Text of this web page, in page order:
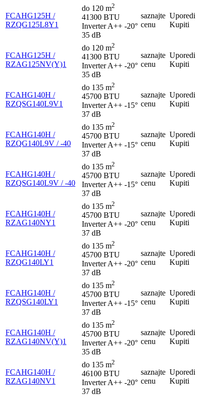
FCAHG125H /
RZQG125L8Y1
do 120 m2
41300 BTU
Inverter A++ -20°
35 dB
saznajte
cenu
Uporedi
Kupiti
FCAHG125H /
RZAG125NV(Y)1
do 120 m2
41300 BTU
Inverter A++ -20°
35 dB
saznajte
cenu
Uporedi
Kupiti
FCAHG140H /
RZQSG140L9V1
do 135 m2
45700 BTU
Inverter A++ -15°
37 dB
saznajte
cenu
Uporedi
Kupiti
FCAHG140H /
RZQG140L9V / -40
do 135 m2
45700 BTU
Inverter A++ -15°
37 dB
saznajte
cenu
Uporedi
Kupiti
FCAHG140H /
RZQSG140L9V / -40
do 135 m2
45700 BTU
Inverter A++ -15°
37 dB
saznajte
cenu
Uporedi
Kupiti
FCAHG140H /
RZAG140NY1
do 135 m2
45700 BTU
Inverter A++ -20°
37 dB
saznajte
cenu
Uporedi
Kupiti
FCAHG140H /
RZQG140LY1
do 135 m2
45700 BTU
Inverter A++ -20°
37 dB
saznajte
cenu
Uporedi
Kupiti
FCAHG140H /
RZQSG140LY1
do 135 m2
45700 BTU
Inverter A++ -15°
37 dB
saznajte
cenu
Uporedi
Kupiti
FCAHG140H /
RZAG140NV(Y)1
do 135 m2
45700 BTU
Inverter A++ -20°
35 dB
saznajte
cenu
Uporedi
Kupiti
FCAHG140H /
RZAG140NV1
do 135 m2
46100 BTU
Inverter A++ -20°
37 dB
saznajte
cenu
Uporedi
Kupiti